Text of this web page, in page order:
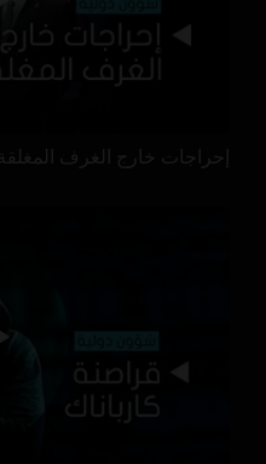
إحراجات خارج الغرف المغلقة